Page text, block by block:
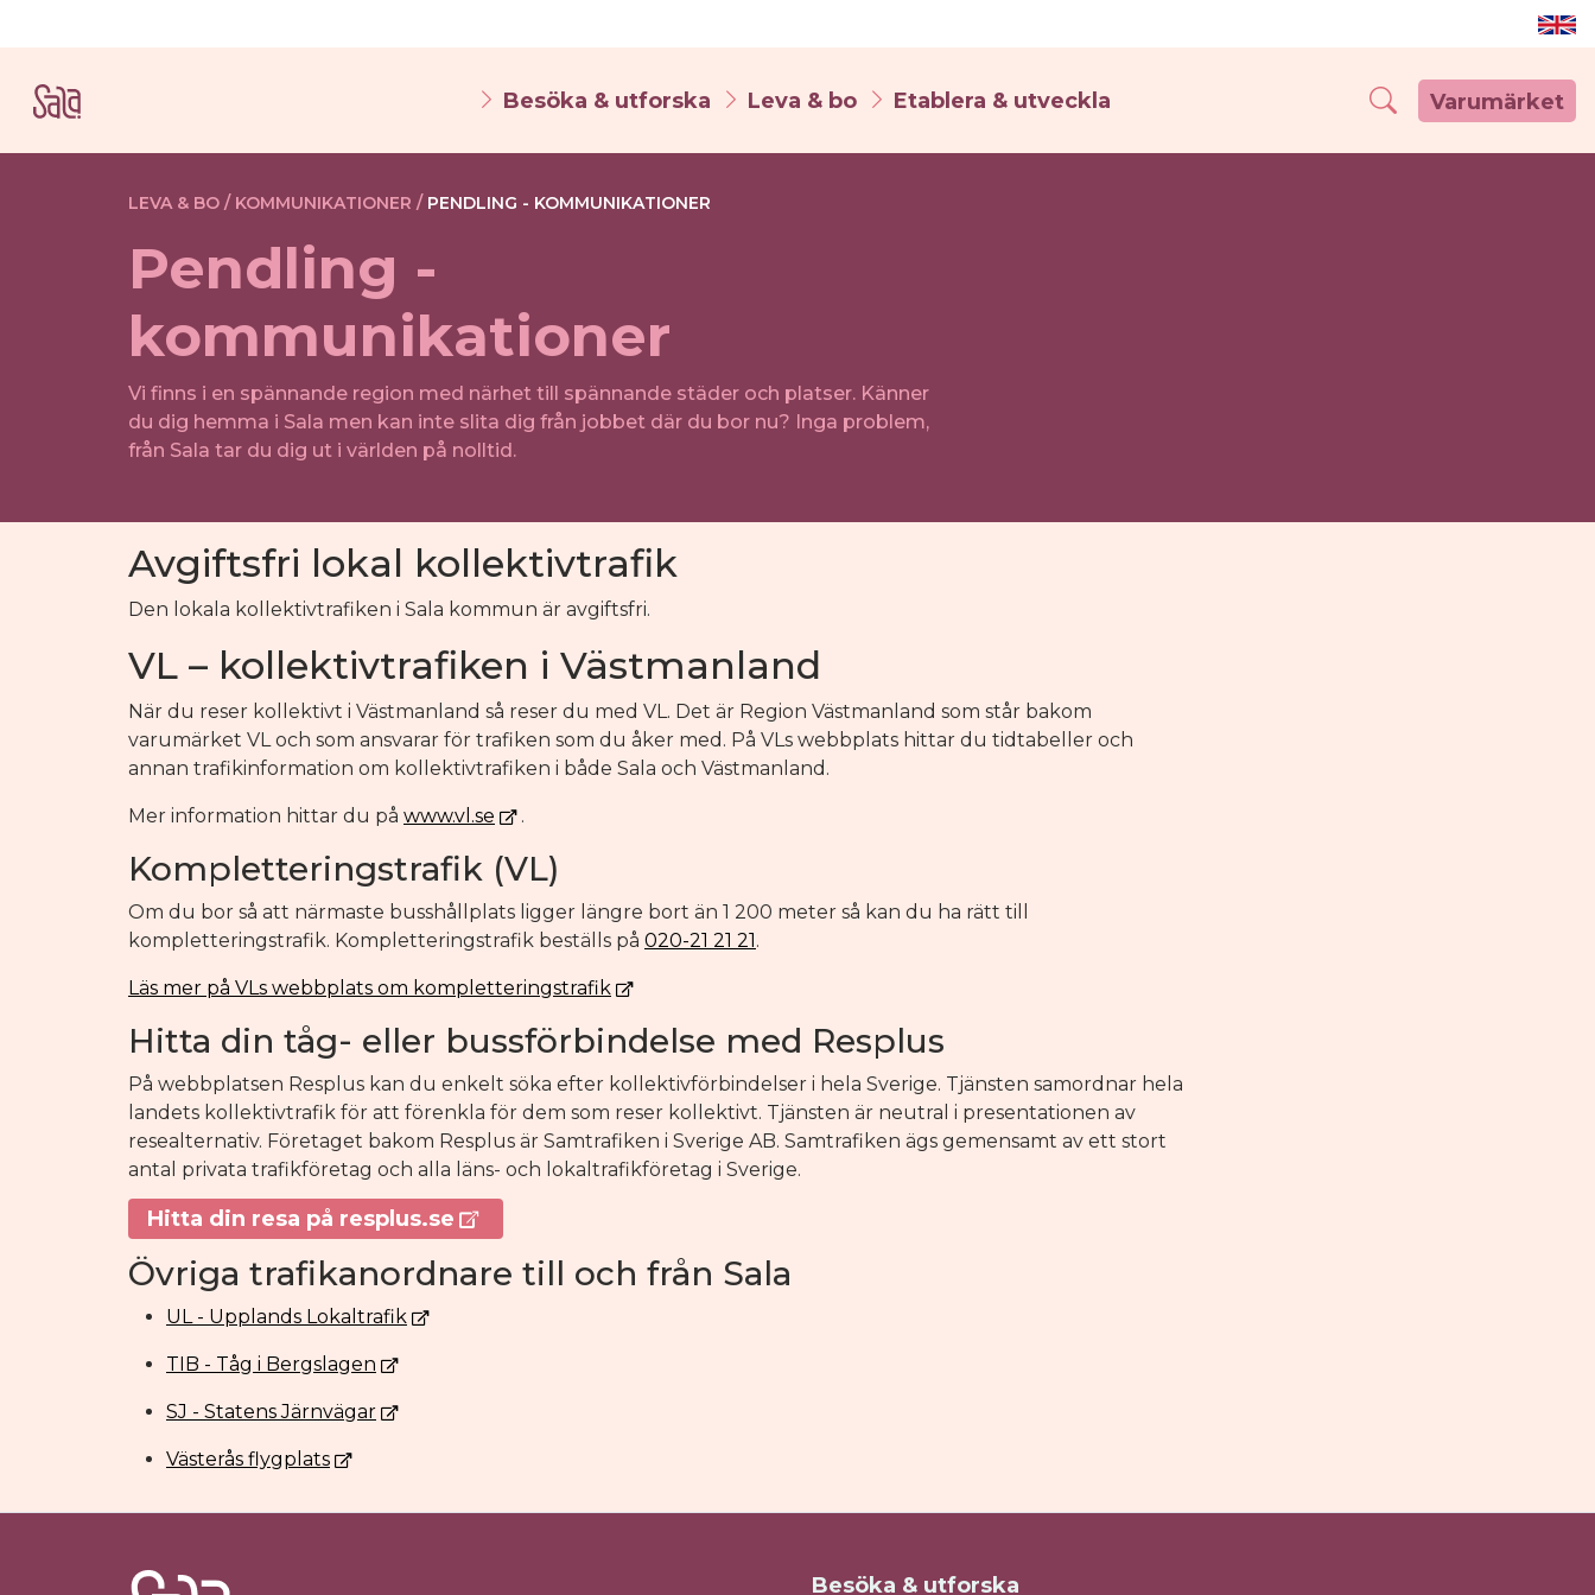
Besöka & utforska Leva & bo Etablera & utveckla Varumärket
LEVA & BO / KOMMUNIKATIONER / PENDLING - KOMMUNIKATIONER
Pendling -
kommunikationer
Vi finns i en spännande region med närhet till spännande städer och platser. Känner
du dig hemma i Sala men kan inte slita dig från jobbet där du bor nu? Inga problem,
från Sala tar du dig ut i världen på nolltid.
Avgiftsfri lokal kollektivtrafik
Den lokala kollektivtrafiken i Sala kommun är avgiftsfri.
VL – kollektivtrafiken i Västmanland
När du reser kollektivt i Västmanland så reser du med VL. Det är Region Västmanland som står bakom
varumärket VL och som ansvarar för trafiken som du åker med. På VLs webbplats hittar du tidtabeller och
annan trafikinformation om kollektivtrafiken i både Sala och Västmanland.
Mer information hittar du på www.vl.se .
Kompletteringstrafik (VL)
Om du bor så att närmaste busshållplats ligger längre bort än 1 200 meter så kan du ha rätt till
kompletteringstrafik. Kompletteringstrafik beställs på 020-21 21 21.
Läs mer på VLs webbplats om kompletteringstrafik
Hitta din tåg- eller bussförbindelse med Resplus
På webbplatsen Resplus kan du enkelt söka efter kollektivförbindelser i hela Sverige. Tjänsten samordnar hela
landets kollektivtrafik för att förenkla för dem som reser kollektivt. Tjänsten är neutral i presentationen av
resealternativ. Företaget bakom Resplus är Samtrafiken i Sverige AB. Samtrafiken ägs gemensamt av ett stort
antal privata trafikföretag och alla läns- och lokaltrafikföretag i Sverige.
Hitta din resa på resplus.se
Övriga trafikanordnare till och från Sala
UL - Upplands Lokaltrafik
TIB - Tåg i Bergslagen
SJ - Statens Järnvägar
Västerås flygplats
Besöka & utforska